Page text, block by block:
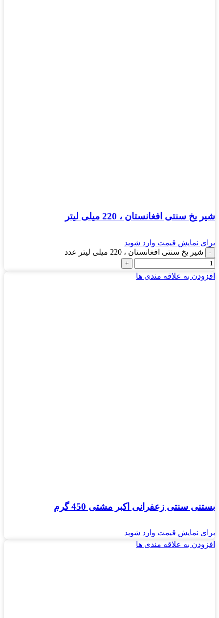
شیر یخ سنتی افغانستان ، 220 میلی لیتر
برای نمایش قیمت وارد شوید
شیر یخ سنتی افغانستان ، 220 میلی لیتر عدد
افزودن به علاقه مندی ها
بستنی سنتی زعفرانی اکبر مشتی 450 گرم
برای نمایش قیمت وارد شوید
افزودن به علاقه مندی ها